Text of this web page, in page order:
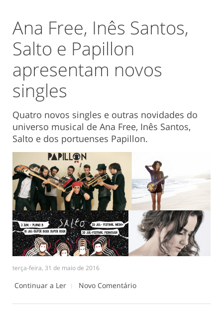
Ana Free, Inês Santos,
Salto e Papillon
apresentam novos
singles
Quatro novos singles e outras novidades do
universo musical de Ana Free, Inês Santos,
Salto e dos portuenses Papillon.
terça-feira, 31 de maio de 2016
Continuar a Ler Novo Comentário